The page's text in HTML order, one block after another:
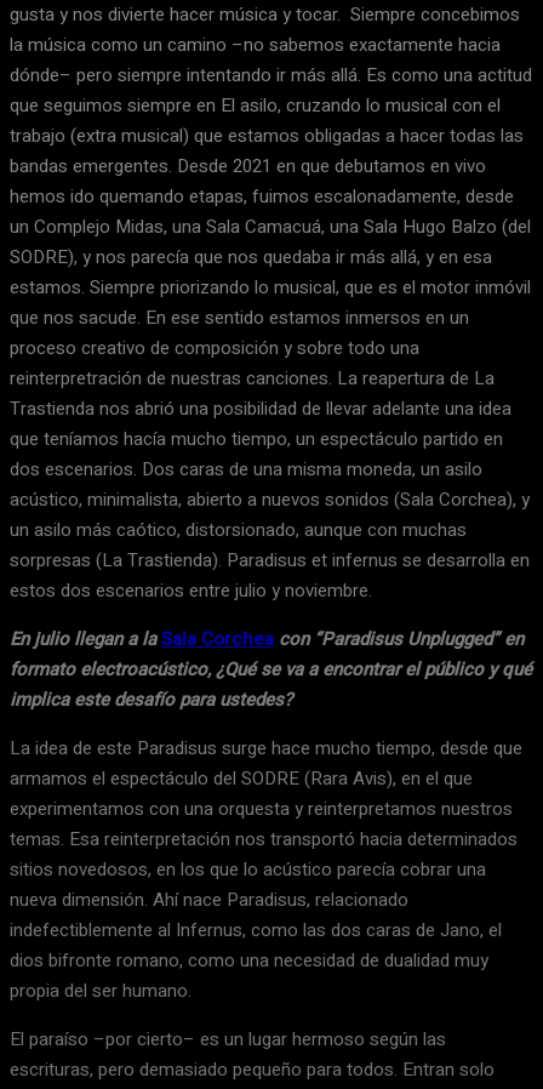
gusta y nos divierte hacer música y tocar. Siempre concebimos
la música como un camino –no sabemos exactamente hacia
dónde– pero siempre intentando ir más allá. Es como una actitud
que seguimos siempre en El asilo, cruzando lo musical con el
trabajo (extra musical) que estamos obligadas a hacer todas las
bandas emergentes. Desde 2021 en que debutamos en vivo
hemos ido quemando etapas, fuimos escalonadamente, desde
un Complejo Midas, una Sala Camacuá, una Sala Hugo Balzo (del
SODRE), y nos parecía que nos quedaba ir más allá, y en esa
estamos. Siempre priorizando lo musical, que es el motor inmóvil
que nos sacude. En ese sentido estamos inmersos en un
proceso creativo de composición y sobre todo una
reinterpretración de nuestras canciones. La reapertura de La
Trastienda nos abrió una posibilidad de llevar adelante una idea
que teníamos hacía mucho tiempo, un espectáculo partido en
dos escenarios. Dos caras de una misma moneda, un asilo
acústico, minimalista, abierto a nuevos sonidos (Sala Corchea), y
un asilo más caótico, distorsionado, aunque con muchas
sorpresas (La Trastienda). Paradisus et infernus se desarrolla en
estos dos escenarios entre julio y noviembre.
En julio llegan a laSala Corchea con “Paradisus Unplugged” en
formato electroacústico, ¿Qué se va a encontrar el público y qué
implica este desafío para ustedes?
La idea de este Paradisus surge hace mucho tiempo, desde que
armamos el espectáculo del SODRE (Rara Avis), en el que
experimentamos con una orquesta y reinterpretamos nuestros
temas. Esa reinterpretación nos transportó hacia determinados
sitios novedosos, en los que lo acústico parecía cobrar una
nueva dimensión. Ahí nace Paradisus, relacionado
indefectiblemente al Infernus, como las dos caras de Jano, el
dios bifronte romano, como una necesidad de dualidad muy
propia del ser humano.
El paraíso –por cierto– es un lugar hermoso según las
escrituras, pero demasiado pequeño para todos. Entran solo